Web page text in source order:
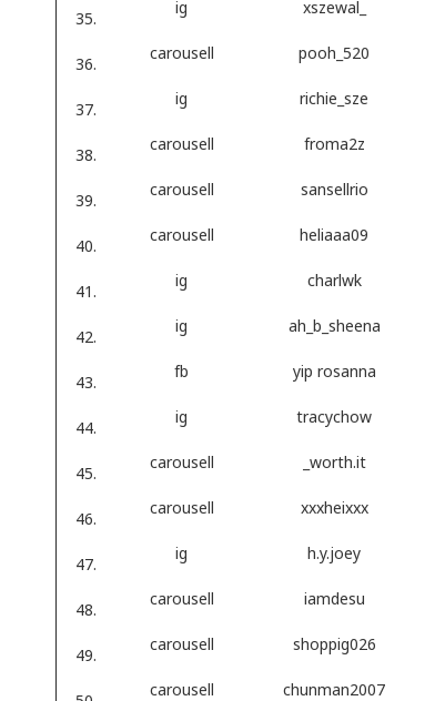
ig xszewal_
carousell pooh_520
ig richie_sze
carousell froma2z
carousell sansellrio
carousell heliaaa09
ig charlwk
ig ah_b_sheena
fb yip rosanna
ig tracychow
carousell _worth.it
carousell xxxheixxx
ig h.y.joey
carousell iamdesu
carousell shoppig026
carousell chunman2007